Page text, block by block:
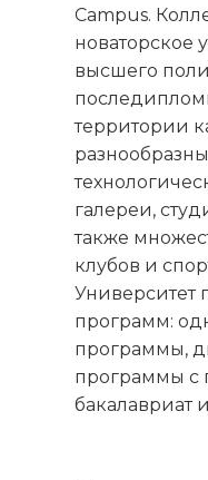
Campus.
новаторское
высшего
территории
галереи,
также
клубов и
Университет
программ:
программы,
программы с
бакалавриат